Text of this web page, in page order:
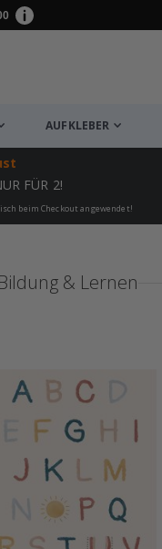
AUFKLEBER
FÜR 2!
beim Checkout angewendet!
Bildung & Lernen